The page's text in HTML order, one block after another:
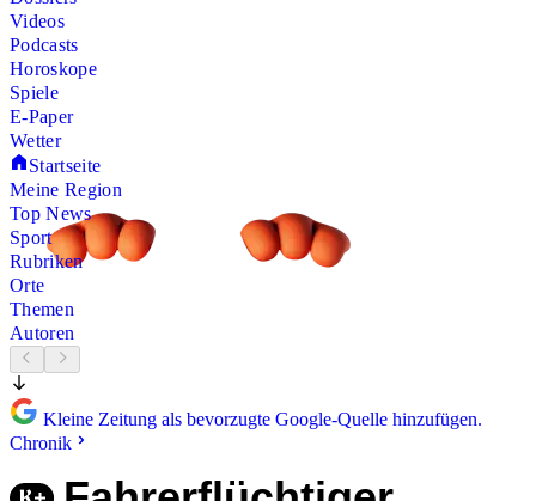
Videos
Podcasts
Horoskope
Spiele
E-Paper
Wetter
Startseite
Meine Region
Top News
Sport
Rubriken
Orte
Themen
Autoren
Kleine Zeitung als bevorzugte Google-Quelle hinzufügen.
Chronik